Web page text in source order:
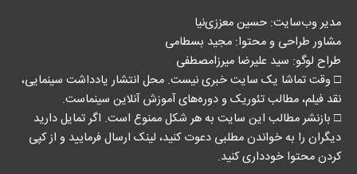
مدیر وب‌سایت: حسین معززی‌نیا
مشاور طراحی و محتوا:‌ مجید بسطامی
طراح لوگو: سید علیرضا میرزامصطفی
□ وقت تماشا یک سایت خبری نیست. محل انتشار یادداشت سینمایی،
نقد فیلم، مطالب تئوریک و دوره‌های آموزش آنلاین سینماست.
□ بازنشر مطالب این سایت به هر شکل ممنوع است. اگر تمایل دارید
دیگران را به خواندن مطلبی دعوت کنید، لینک‌ ارسال فرمایید و از کپی
کردن محتوا خودداری کنید.